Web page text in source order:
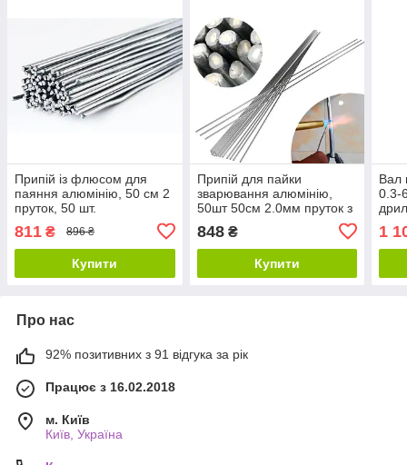
Припій із флюсом для
паяння алюмінію, 50 см 2
пруток, 50 шт.
811 ₴ 896 ₴
Купити
Припій для пайки
зварювання алюмінію,
50шт 50см 2.0мм пруток з
848₴
Купити
Вал
0.3-
1
Про нас
92% позитивних з 91 відгука за рік
Працює з 16.02.2018
м. Київ
Київ, Україна